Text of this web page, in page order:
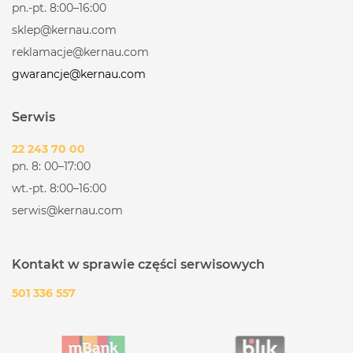
pn.-pt. 8:00–16:00
sklep@kernau.com
reklamacje@kernau.com
gwarancje@kernau.com
Serwis
22 243 70 00
pn. 8: 00–17:00
wt.-pt. 8:00–16:00
serwis@kernau.com
Kontakt w sprawie części serwisowych
501 336 557